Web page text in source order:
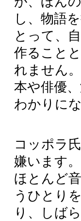
し、物語
とって、
作ること
れません
本や俳優
わかりに
コッポラ
嫌います
ほとんど
うひとり
り、しば